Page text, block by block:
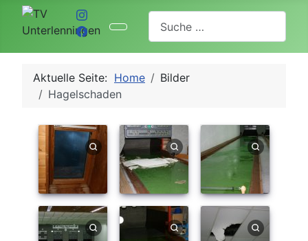
Aktuelle Seite: Home
Bilder
Hagelschaden